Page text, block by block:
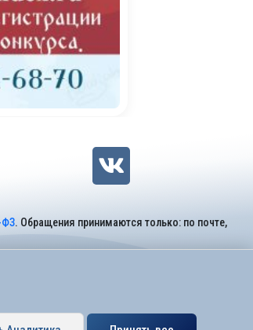
ФЗ. Обращения принимаются только: по почте,